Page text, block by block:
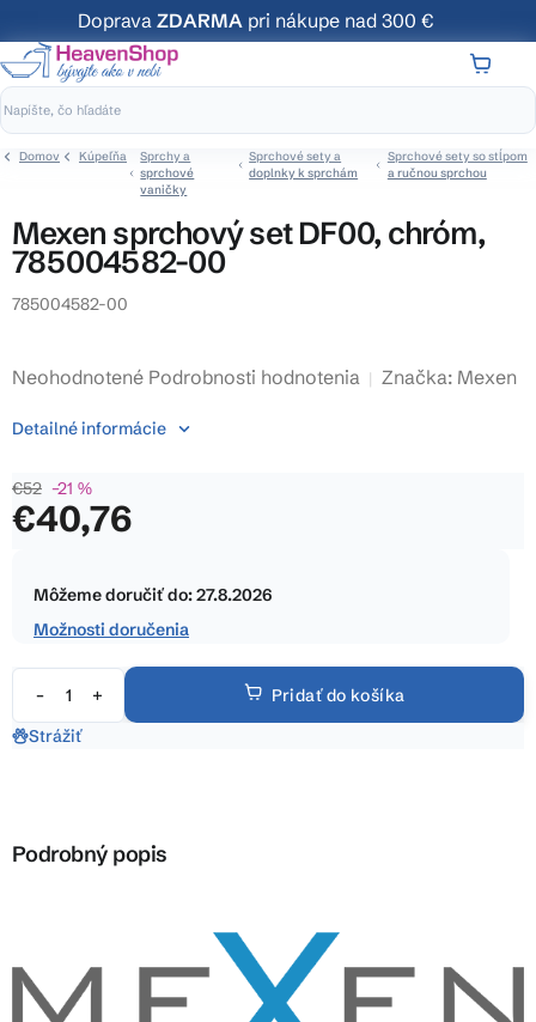
na
obsah
Doprava ZDARMA pri nákupe nad 300 €
Domov Kúpeľňa
Sprchy a
sprchové
vaničky
Sprchové sety a
doplnky k sprchám
Sprchové sety so stĺpom
a ručnou sprchou
Mexen sprchový set DF00, chróm,
785004582-00
785004582-00
Priemerné
produktu
0,0
z
Neohodnotené Podrobnosti hodnotenia Značka: Mexen
€52 –21 %
€40,76
cena:
Môžeme doručiť do:27.8.2026
Možnosti doručenia
Pridať do košíka
Detailné informácie
Strážiť
Podrobný popis